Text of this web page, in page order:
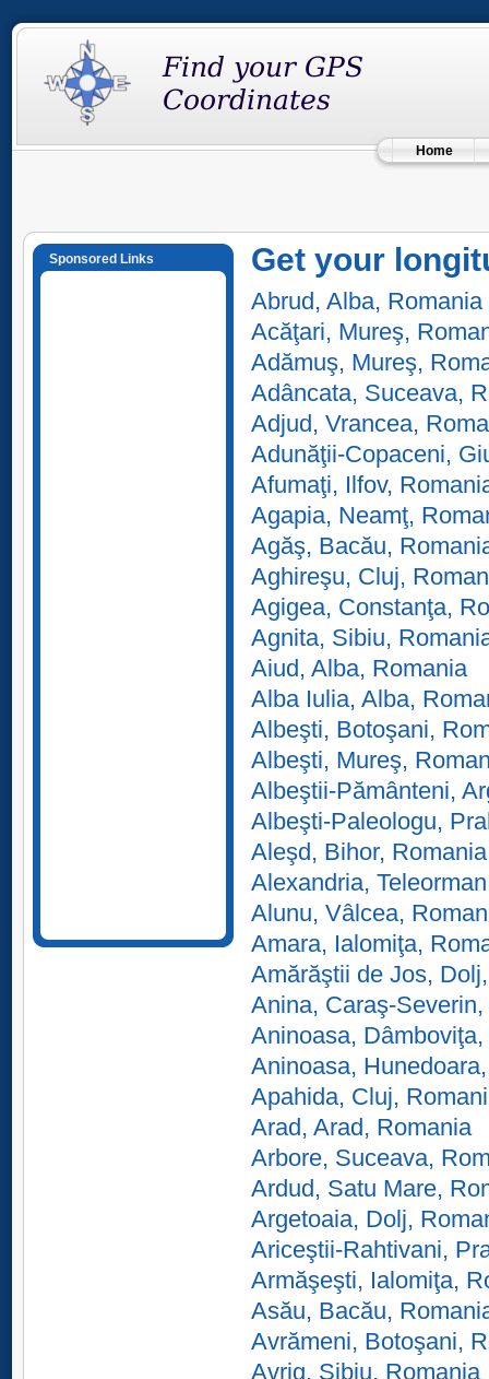
Home
Sponsored Links Get your
Abrud, Alba, Romania
Acăţari, Mureş,
Adămuş, Mureş,
Adâncata, Suceava,
Adjud, Vrancea,
Adunăţii-Copaceni,
Afumaţi, Ilfov,
Agapia, Neamţ,
Agăş, Bacău,
Aghireşu, Cluj,
Agigea, Constanţa,
Agnita, Sibiu,
Aiud, Alba, Romania
Alba Iulia, Alba,
Albeşti, Botoşani,
Albeşti, Mureş,
Albeştii-Pământeni,
Albeşti-Paleologu,
Aleşd, Bihor, Romania
Alexandria,
Alunu, Vâlcea,
Amara, Ialomiţa,
Amărăştii de Jos,
Anina, Caraş-
Aninoasa,
Aninoasa,
Apahida, Cluj,
Arad, Arad, Romania
Arbore, Suceava,
Ardud, Satu Mare,
Argetoaia, Dolj,
Ariceştii-Rahtivani,
Armăşeşti, Ialomiţa,
Asău, Bacău,
Avrămeni, Botoşani,
Avrig, Sibiu, Romania